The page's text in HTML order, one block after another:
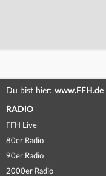
Du bist hier: www.FFH.de
RADIO
FFH Live
80er Radio
90er Radio
2000er Radio